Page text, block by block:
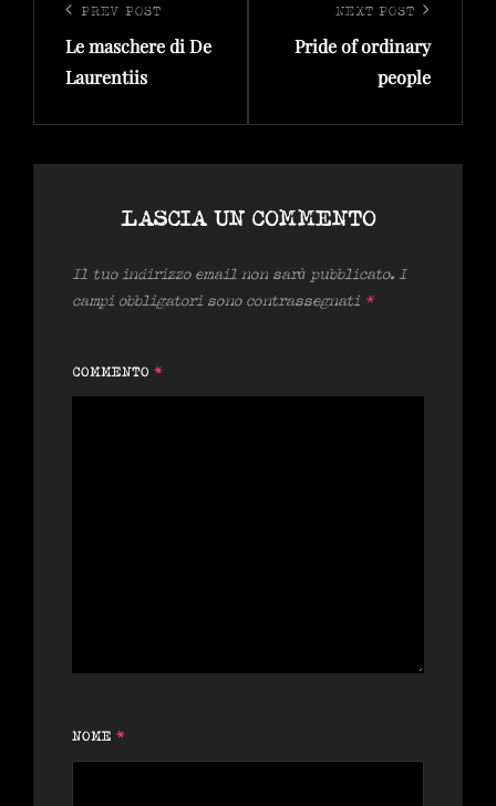
articoli
Previous
Post
PREV POST
Le maschere di De
Laurentiis
Post
NEXT POST
Pride of ordinary
people
LASCIA UN COMMENTO
Il tuo indirizzo email non sarà pubblicato. I
campi obbligatori sono contrassegnati *
COMMENTO *
NOME *